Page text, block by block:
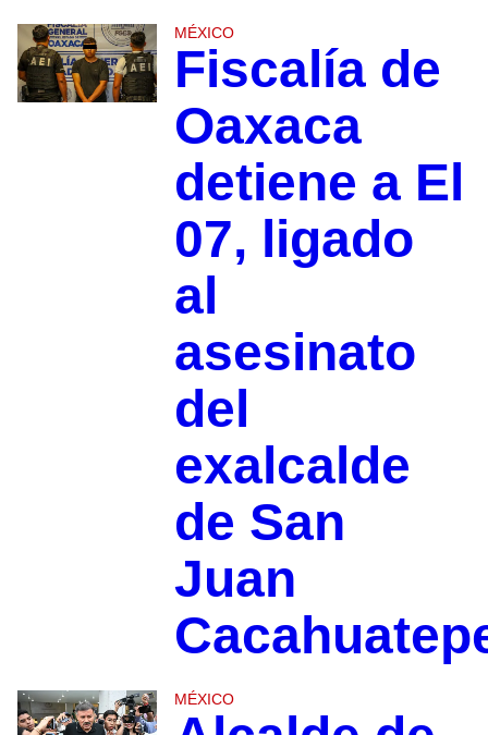
MÉXICO
Fiscalía de
Oaxaca
detiene a El
07, ligado
al
asesinato
del
exalcalde
de San
Juan
MÉXICO